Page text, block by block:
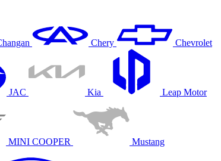
Chery Chevrolet
JAC Kia Leap Motor
MINI COOPER Mustang